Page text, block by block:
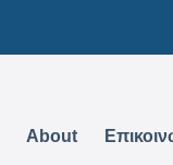
About